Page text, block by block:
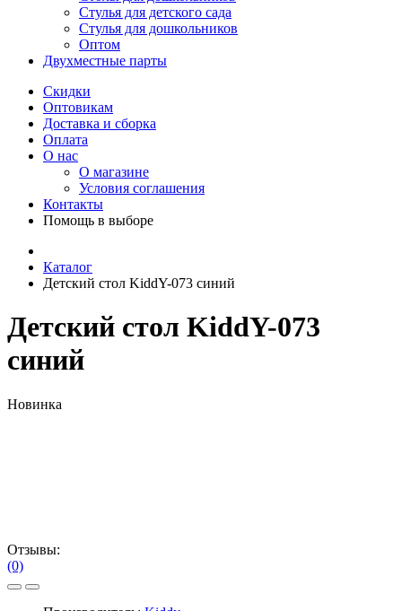
Стулья для детского сада
Стулья для дошкольников
Оптом
Двухместные парты
Скидки
Оптовикам
Доставка и сборка
Оплата
О нас
О магазине
Условия соглашения
Контакты
Помощь в выборе
Каталог
Детский стол KiddY-073 синий
Детский стол KiddY-073
синий
Новинка
Отзывы:
(0)